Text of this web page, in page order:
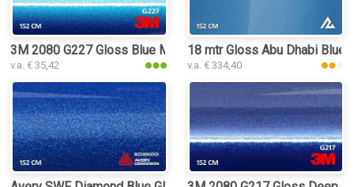
3M 2080 G227 Gloss Blue Metallic interieurfolie
v.a. € 35,42
18 mtr Gloss Abu Dhabi Blue
v.a. € 334,40